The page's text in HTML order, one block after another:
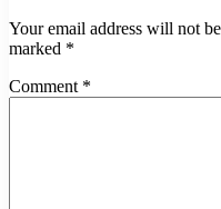
Your email address will not
marked *
Comment *